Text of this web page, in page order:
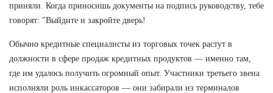
приняли. Когда приносишь документы на подпись руководству, тебе
говорят: "Выйдите и закройте дверь!
Обычно кредитные специалисты из торговых точек растут в
должности в сфере продаж кредитных продуктов — именно там,
где им удалось получить огромный опыт. Участники третьего звена
исполняли роль инкассаторов — они забирали из терминалов